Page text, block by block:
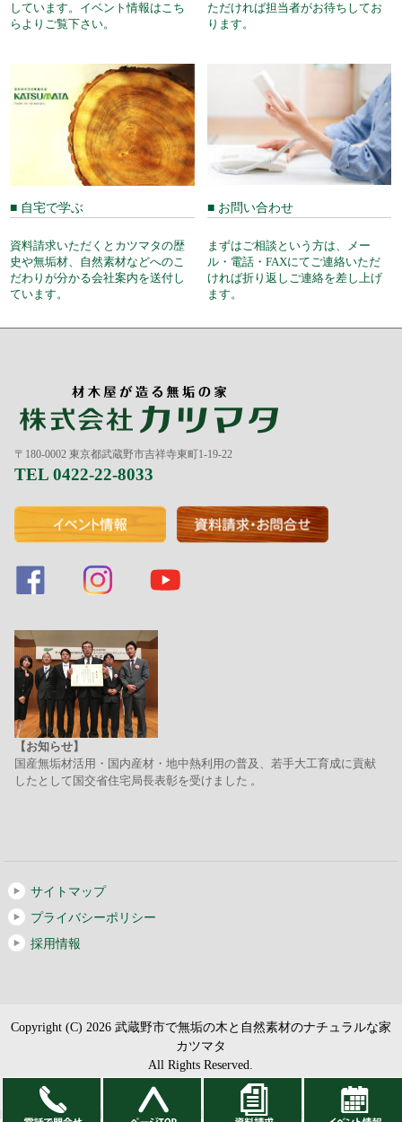
しています。イベント情報はこち
らよりご覧下さい。
ただければ担当者がお待ちしてお
ります。
■ 自宅で学ぶ
資料請求いただくとカツマタの歴
史や無垢材、自然素材などへのこ
だわりが分かる会社案内を送付し
ています。
■ お問い合わせ
まずはご相談という方は、メー
ル・電話・FAXにてご連絡いただ
ければ折り返しご連絡を差し上げ
ます。
〒180-0002 東京都武蔵野市吉祥寺東町1-19-22
TEL 0422-22-8033
【お知らせ】
国産無垢材活用・国内産材・地中熱利用の普及、若手大工育成に貢献
したとして国交省住宅局長表彰を受けました 。
サイトマップ
プライバシーポリシー
採用情報
Copyright (C) 2026 武蔵野市で無垢の木と自然素材のナチュラルな家
カツマタ
All Rights Reserved.